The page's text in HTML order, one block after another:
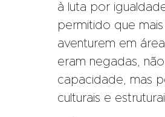
à luta por
permitido que mais
aventurem em
eram negadas,
capacidade, mas
culturais e